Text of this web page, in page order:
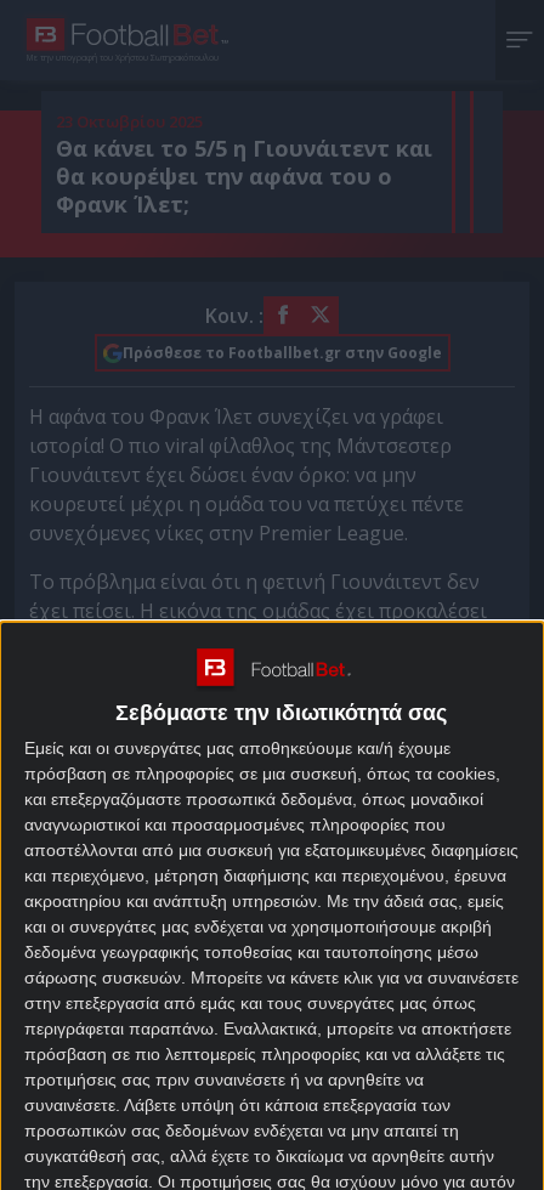
Σεβόμαστε την ιδιωτικότητά σας
Εμείς και οι συνεργάτες μας αποθηκεύουμε και/ή έχουμε
πρόσβαση σε πληροφορίες σε μια συσκευή, όπως τα cookies,
και επεξεργαζόμαστε προσωπικά δεδομένα, όπως μοναδικοί
αναγνωριστικοί και προσαρμοσμένες πληροφορίες που
αποστέλλονται από μια συσκευή για εξατομικευμένες διαφημίσεις
και περιεχόμενο, μέτρηση διαφήμισης και περιεχομένου, έρευνα
ακροατηρίου και ανάπτυξη υπηρεσιών. Με την άδειά σας, εμείς
και οι συνεργάτες μας ενδέχεται να χρησιμοποιήσουμε ακριβή
δεδομένα γεωγραφικής τοποθεσίας και ταυτοποίησης μέσω
σάρωσης συσκευών. Μπορείτε να κάνετε κλικ για να συναινέσετε
στην επεξεργασία από εμάς και τους συνεργάτες μας όπως
περιγράφεται παραπάνω. Εναλλακτικά, μπορείτε να αποκτήσετε
πρόσβαση σε πιο λεπτομερείς πληροφορίες και να αλλάξετε τις
προτιμήσεις σας πριν συναινέσετε ή να αρνηθείτε να
συναινέσετε. Λάβετε υπόψη ότι κάποια επεξεργασία των
προσωπικών σας δεδομένων ενδέχεται να μην απαιτεί τη
συγκατάθεσή σας, αλλά έχετε το δικαίωμα να αρνηθείτε αυτήν
την επεξεργασία. Οι προτιμήσεις σας θα ισχύουν μόνο για αυτόν
Με την υπογραφή του Χρήστου Σωτηρακόπουλου
23 Οκτωβρίου 2025
Θα κάνει το 5/5 η Γιουνάιτεντ και
θα κουρέψει την αφάνα του ο
Φρανκ Ίλετ;
Κοιν. :
Πρόσθεσε το Footballbet.gr στην Google
Η αφάνα του Φρανκ Ίλετ συνεχίζει να γράφει
ιστορία! Ο πιο viral φίλαθλος της Μάντσεστερ
Γιουνάιτεντ έχει δώσει έναν όρκο: να μην
κουρευτεί μέχρι η ομάδα του να πετύχει πέντε
συνεχόμενες νίκες στην Premier League.
Το πρόβλημα είναι ότι η φετινή Γιουνάιτεντ δεν
έχει πείσει. Η εικόνα της ομάδας έχει προκαλέσει
κακές εμφανίσεις. Ωστόσο, τελευταία κάτι φαίνεται
να αλλάζει: μετά το «διπλό» στο Άνφιλντ απέναντι
στη Λίβερπουλ (1-2), οι «Κόκκινοι Διάβολοι»
έφτασαν τις δύο σερί νίκες και ξαναδίνουν ελπίδα
στον Ίλετ – αλλά και στους φίλους της ομάδας.
Ακολουθούν όμως τρία κρίσιμα ματς που θα
κρίνουν αν το ψαλίδι θα πλησιάσει:
25/10 εντός έδρας με την Μπράιτον,
1/11 εκτός με τη Νότιγχαμ Φόρεστ,
8/11 στο Λονδίνο με την Τότεναμ.
ΗBetssonέχει ανοίξει ειδική αγορά για το αν η
Γιουνάιτεντ θα καταφέρει να πάρει και τις τρεις
αυτές νίκες, με απόδοση15.00. Αν τα καταφέρει, τότε
οι «Κόκκινοι Διάβολοι» θα έχουν φτάσει τις πέντε
συνεχόμενες νίκες και ο Φρανκ Ίλετ δεν θα μπορεί
πια να αποφύγει το κομμωτήριο.